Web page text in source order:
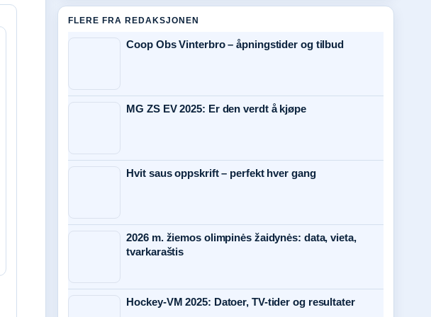
FLERE FRA REDAKSJONEN
Coop Obs Vinterbro – åpningstider og tilbud
MG ZS EV 2025: Er den verdt å kjøpe
Hvit saus oppskrift – perfekt hver gang
2026 m. žiemos olimpinės žaidynės: data, vieta,
tvarkaraštis
Hockey-VM 2025: Datoer, TV-tider og resultater